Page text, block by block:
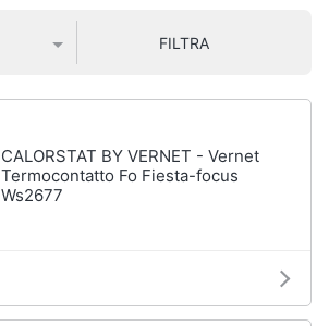
FILTRA
CALORSTAT BY VERNET - Vernet
Termocontatto Fo Fiesta-focus
Ws2677